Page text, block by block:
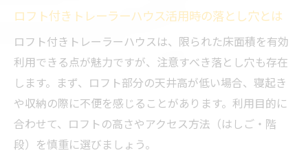
ロフト付きトレーラーハウス活用時の落とし穴とは
ロフト付きトレーラーハウスは、限られた床面積を有効
利用できる点が魅力ですが、注意すべき落とし穴も存在
します。まず、ロフト部分の天井高が低い場合、寝起き
や収納の際に不便を感じることがあります。利用目的に
合わせて、ロフトの高さやアクセス方法（はしご・階
段）を慎重に選びましょう。